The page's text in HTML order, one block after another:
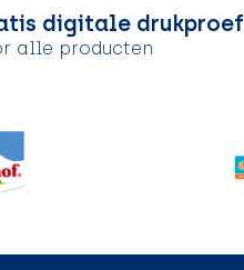
digitale drukproef
alle producten